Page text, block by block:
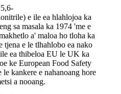
e ile ea hlahlojoa ka
sa masala ka 1974 'me e
a' maloa ho tloha ka
tjena e le tlhahlobo ea nako
ea thibeloa EU le UK ka
ke European Food Safety
kankere e nahanoang hore
a nooang.